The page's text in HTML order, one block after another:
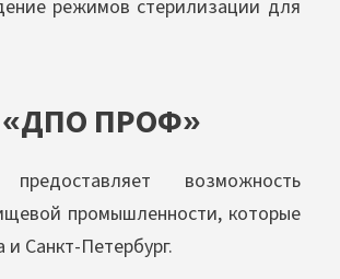
режимов стерилизации для
ПРОФ»
возможность
промышленности, которые
Санкт-Петербург.